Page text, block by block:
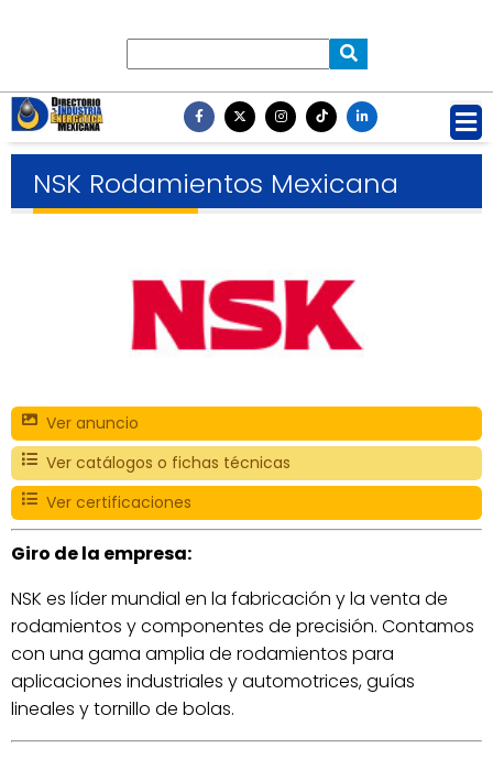
NSK Rodamientos Mexicana
Ver anuncio
Ver catálogos o fichas técnicas
Ver certificaciones
Giro de la empresa:
NSK es líder mundial en la fabricación y la venta de
rodamientos y componentes de precisión. Contamos
con una gama amplia de rodamientos para
aplicaciones industriales y automotrices, guías
lineales y tornillo de bolas.